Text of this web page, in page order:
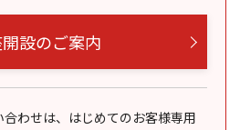
設のご案内
わせは、はじめてのお客様専用